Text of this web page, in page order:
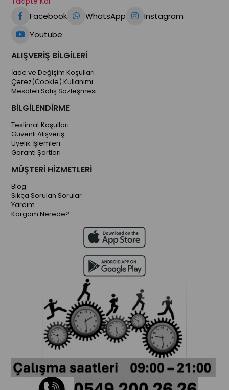
Facebook WhatsApp
Instagram
Youtube
ALIŞVERİŞ BİLGİLERİ
İade ve Değişim Koşulları
Çerez(Cookie) Kullanımı
Mesafeli Satış Sözleşmesi
BİLGİLENDİRME
Teslimat Koşulları
Güvenli Alışveriş
Üyelik İşlemleri
Garanti Şartları
MÜŞTERİ HİZMETLERİ
Blog
Sıkça Sorulan Sorular
Yardım
Kargom Nerede?